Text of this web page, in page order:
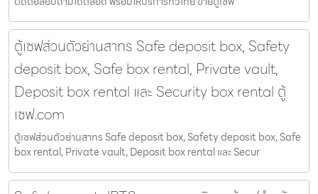
ตู้เซฟส่วนตัวย่านสาทร Safe deposit box, Safety
deposit box, Safe box rental, Private vault,
Deposit box rental และ Security box rental ตู้
เซฟ.com
ตู้เซฟส่วนตัวย่านสาทร Safe deposit box, Safety deposit box, Safe
box rental, Private vault, Deposit box rental และ Secur